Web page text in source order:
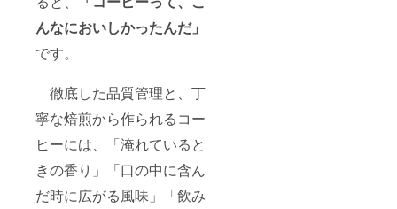
んなにおいしかったんだ」
です。
徹底した品質管理と、丁
寧な焙煎から作られるコー
ヒーには、「淹れていると
きの香り」「口の中に含ん
だ時に広がる風味」「飲み